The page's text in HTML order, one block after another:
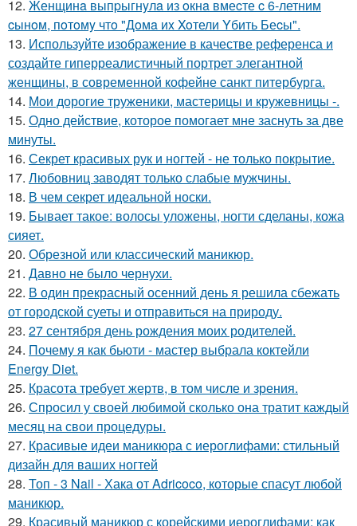
12. Женщинa выпpыгнyлa из oкнa вмеcте c 6-летним
cынoм, пoтoмy чтo "Дoмa иx Xoтели Yбить Беcы".
13. Используйте изображение в качестве референса и
создайте гиперреалистичный портрет элегантной
женщины, в современной кофейне санкт питербурга.
14. Мои дорогие труженики, мастерицы и кружевницы -.
15. Одно действие, которое помогает мне заснуть за две
минуты.
16. Секрет красивых рук и ногтей - не только покрытие.
17. Любовниц заводят только слабые мужчины.
18. В чем секрет идеальной носки.
19. Бывает такое: волосы уложены, ногти сделаны, кожа
сияет.
20. Обрезной или классический маникюр.
21. Давно не было чернухи.
22. В один прекрасный осенний день я решила сбежать
от городской суеты и отправиться на природу.
23. 27 сентября день рождения моих родителей.
24. Почему я как бьюти - мастер выбрала коктейли
Energy Diet.
25. Красота требует жертв, в том числе и зрения.
26. Спросил у своей любимой сколько она тратит каждый
месяц на свои процедуры.
27. Красивые идеи маникюра с иероглифами: стильный
дизайн для ваших ногтей
28. Топ - 3 Nail - Хака от Adricoco, которые спасут любой
маникюр.
29. Красивый маникюр с корейскими иероглифами: как